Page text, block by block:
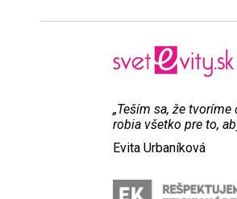
„Teším sa, že
robia všetko pre to,
Evita Urbaníková